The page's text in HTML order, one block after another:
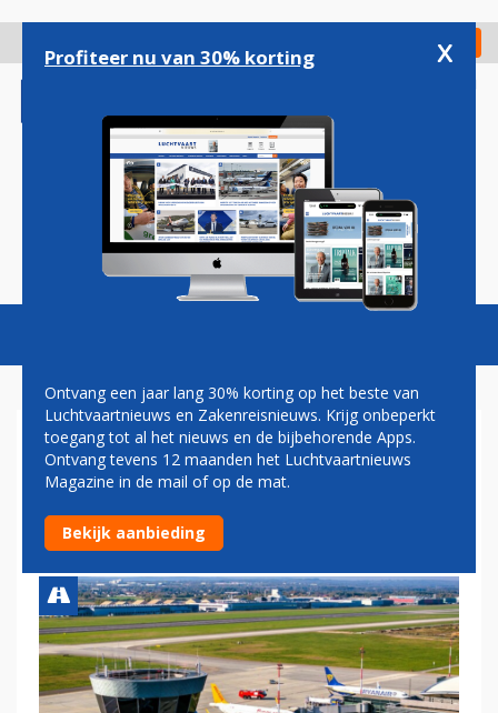
gaan
Check in
Magazine Podcasts Vacatures
POLEN SLUIT VLIEGVELDEN
OM BOMBARDEMENTEN NET
OVER DE GRENS
Profiteer nu van 30% korting x
Ontvang een jaar lang 30% korting op het beste van
Luchtvaartnieuws en Zakenreisnieuws. Krijg onbeperkt
toegang tot al het nieuws en de bijbehorende Apps.
Ontvang tevens 12 maanden het Luchtvaartnieuws
Magazine in de mail of op de mat.
Bekijk aanbieding